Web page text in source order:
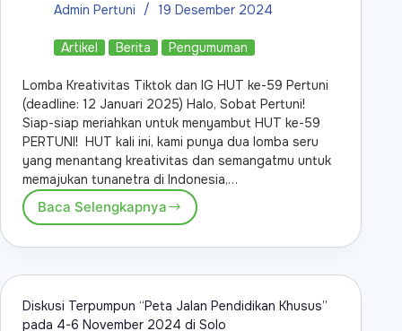
Admin Pertuni
19 Desember 2024
Artikel Berita Pengumuman
Lomba Kreativitas Tiktok dan IG HUT ke-59 Pertuni
(deadline: 12 Januari 2025) Halo, Sobat Pertuni!
Siap-siap meriahkan untuk menyambut HUT ke-59
PERTUNI! HUT kali ini, kami punya dua lomba seru
yang menantang kreativitas dan semangatmu untuk
memajukan tunanetra di Indonesia,…
Baca Selengkapnya
Diskusi Terpumpun “Peta Jalan Pendidikan Khusus”
pada 4-6 November 2024 di Solo